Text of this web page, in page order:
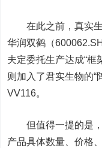
在此之前，真实生
华润双鹤 （
夫定委托生产达成“框
则 加入了君实生物的“
VV116。
但值得一提的是，
产品具体数量、价格